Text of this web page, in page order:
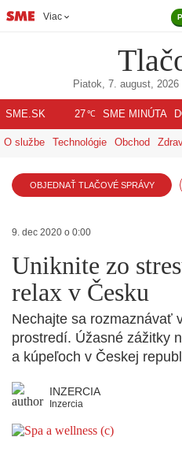
Viac
Piatok, 7. august, 2026
SME.SK 27℃ SME MINÚTA
O službe Technológie Obchod
OBJEDNAŤ TLAČOVÉ SPRÁVY
9. dec 2020 o 0:00
Uniknite zo
relax v Česku
Nechajte sa rozmaznávať
prostredí. Úžasné zážitky
a kúpeľoch v Českej
INZERCIA
Inzercia